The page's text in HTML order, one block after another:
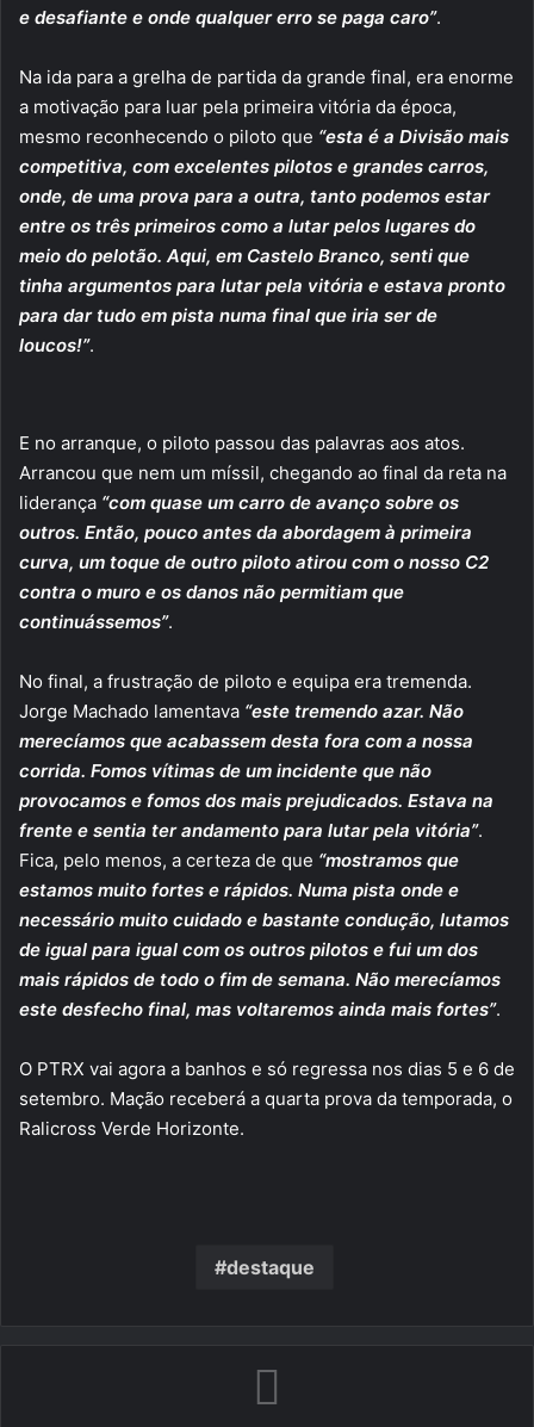
e desafiante e onde qualquer erro se paga caro”.
Na ida para a grelha de partida da grande final, era enorme
a motivação para luar pela primeira vitória da época,
mesmo reconhecendo o piloto que “esta é a Divisão mais
competitiva, com excelentes pilotos e grandes carros,
onde, de uma prova para a outra, tanto podemos estar
entre os três primeiros como a lutar pelos lugares do
meio do pelotão. Aqui, em Castelo Branco, senti que
tinha argumentos para lutar pela vitória e estava pronto
para dar tudo em pista numa final que iria ser de
loucos!”.
E no arranque, o piloto passou das palavras aos atos.
Arrancou que nem um míssil, chegando ao final da reta na
liderança “com quase um carro de avanço sobre os
outros. Então, pouco antes da abordagem à primeira
curva, um toque de outro piloto atirou com o nosso C2
contra o muro e os danos não permitiam que
continuássemos”.
No final, a frustração de piloto e equipa era tremenda.
Jorge Machado lamentava “este tremendo azar. Não
merecíamos que acabassem desta fora com a nossa
corrida. Fomos vítimas de um incidente que não
provocamos e fomos dos mais prejudicados. Estava na
frente e sentia ter andamento para lutar pela vitória”.
Fica, pelo menos, a certeza de que “mostramos que
estamos muito fortes e rápidos. Numa pista onde e
necessário muito cuidado e bastante condução, lutamos
de igual para igual com os outros pilotos e fui um dos
mais rápidos de todo o fim de semana. Não merecíamos
este desfecho final, mas voltaremos ainda mais fortes”.
O PTRX vai agora a banhos e só regressa nos dias 5 e 6 de
setembro. Mação receberá a quarta prova da temporada, o
Ralicross Verde Horizonte.
destaque